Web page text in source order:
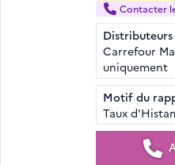
Contacter
Distributeurs
Carrefour
uniquement
Motif du
Taux